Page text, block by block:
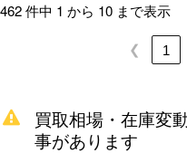
462 件中 1 から 10 まで表示
❮ 1
買取相場・在庫変
事があります